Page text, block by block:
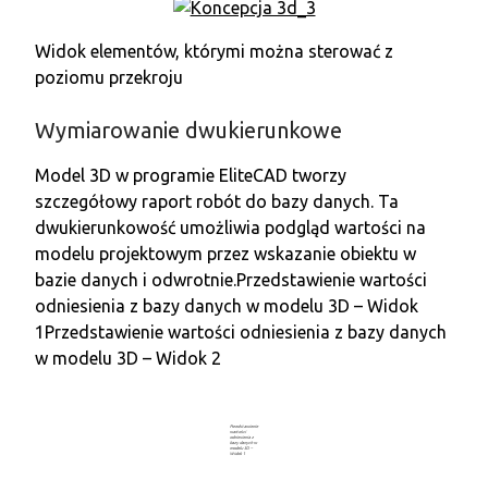
Widok elementów, którymi można sterować z
poziomu przekroju
Wymiarowanie dwukierunkowe
Model 3D w programie EliteCAD tworzy
szczegółowy raport robót do bazy danych. Ta
dwukierunkowość umożliwia podgląd wartości na
modelu projektowym przez wskazanie obiektu w
bazie danych i odwrotnie.Przedstawienie wartości
odniesienia z bazy danych w modelu 3D – Widok
1 Przedstawienie wartości odniesienia z bazy danych
w modelu 3D – Widok 2
Przedstawienie
wartości
odniesienia z
bazy danych w
modelu 3D –
Widok 1